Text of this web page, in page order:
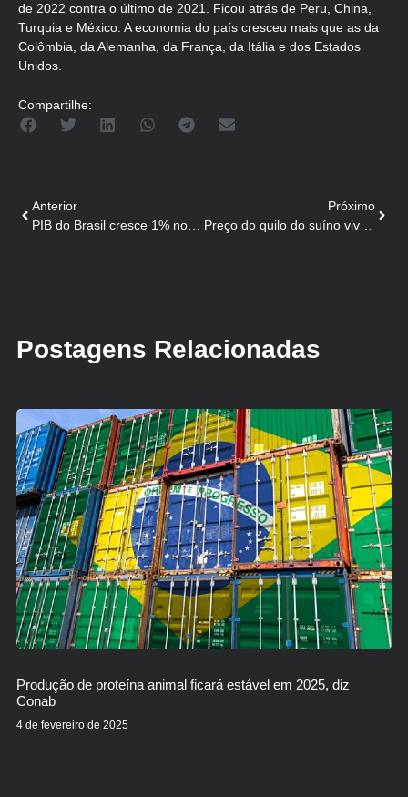
de 2022 contra o último de 2021. Ficou atrás de Peru, China,
Turquia e México. A economia do país cresceu mais que as da
Colômbia, da Alemanha, da França, da Itália e dos Estados
Unidos.
Compartilhe:
Anterior
Próximo
Preço do quilo do suíno vivo aumenta 35 centavos no RS
Postagens Relacionadas
Produção de proteína animal ficará estável em 2025, diz
Conab
4 de fevereiro de 2025